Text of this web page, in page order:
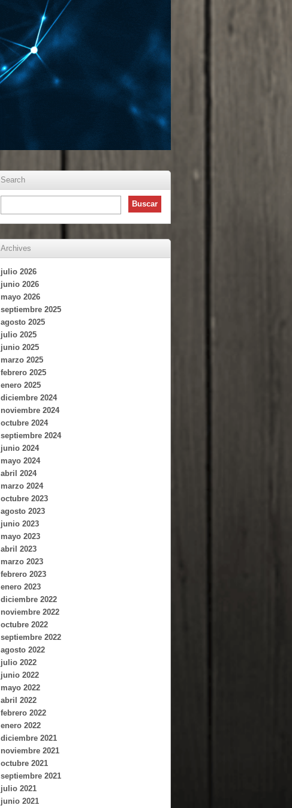
Search
Archives
julio 2026
junio 2026
mayo 2026
septiembre 2025
agosto 2025
julio 2025
junio 2025
marzo 2025
febrero 2025
enero 2025
diciembre 2024
noviembre 2024
octubre 2024
septiembre 2024
junio 2024
mayo 2024
abril 2024
marzo 2024
octubre 2023
agosto 2023
junio 2023
mayo 2023
abril 2023
marzo 2023
febrero 2023
enero 2023
diciembre 2022
noviembre 2022
octubre 2022
septiembre 2022
agosto 2022
julio 2022
junio 2022
mayo 2022
abril 2022
febrero 2022
enero 2022
diciembre 2021
noviembre 2021
octubre 2021
septiembre 2021
julio 2021
junio 2021